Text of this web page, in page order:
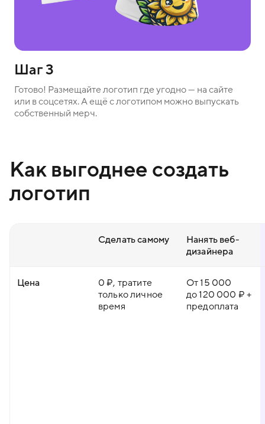
Шаг 3
Готово! Размещайте логотип где угодно — на сайте
или в соцсетях. А ещё с логотипом можно выпускать
собственный мерч.
Как выгоднее создать
логотип
Сделать самому
Нанять веб-
дизайнера
Цена
0 ₽, тратите
только личное
время
От 15 000
до 120 000 ₽ +
предоплата